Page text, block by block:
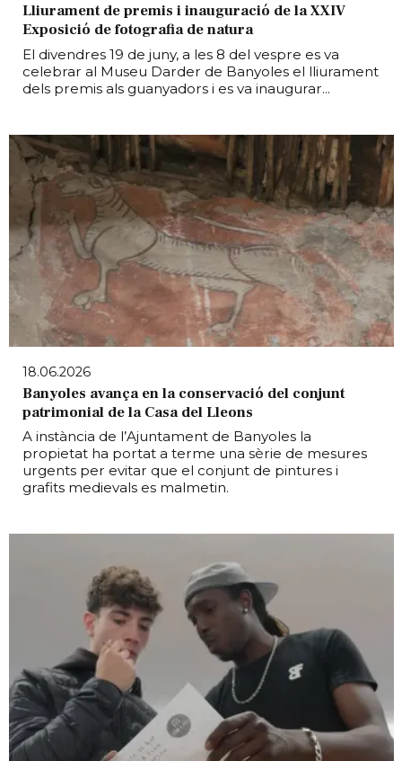
Lliurament de premis i inauguració de la XXIV
Exposició de fotografia de natura
El divendres 19 de juny, a les 8 del vespre es va
celebrar al Museu Darder de Banyoles el lliurament
dels premis als guanyadors i es va inaugurar...
18.06.2026
Banyoles avança en la conservació del conjunt
patrimonial de la Casa del Lleons
A instància de l’Ajuntament de Banyoles la
propietat ha portat a terme una sèrie de mesures
urgents per evitar que el conjunt de pintures i
grafits medievals es malmetin.